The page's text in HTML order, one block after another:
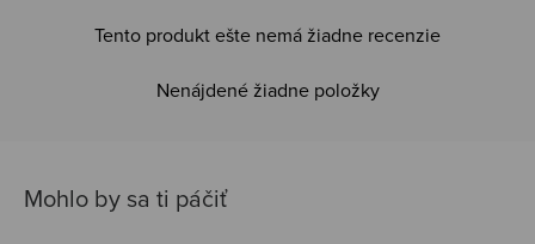
Tento produkt ešte nemá žiadne recenzie
Nenájdené žiadne položky